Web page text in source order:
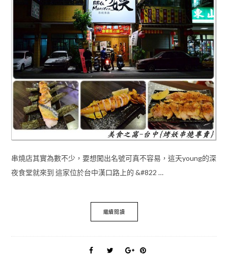
串燒店其實為數不少，要想闖出名號可真不容易，這天young的深
夜食堂就來到 這家位於台中漢口路上的 &#822 …
繼續閱讀